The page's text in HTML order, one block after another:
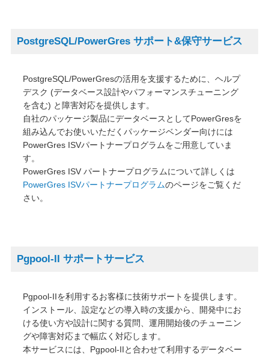
PostgreSQL/PowerGres サポート&保守サービス
PostgreSQL/PowerGresの活用を支援するために、ヘルプ
デスク (データベース設計やパフォーマンスチューニング
を含む) と障害対応を提供します。
自社のパッケージ製品にデータベースとしてPowerGresを
組み込んでお使いいただくパッケージベンダー向けには
PowerGres ISVパートナープログラムをご用意していま
す。
PowerGres ISV パートナープログラムについて詳しくは
PowerGres ISVパートナープログラムのページをご覧くだ
さい。
Pgpool-II サポートサービス
Pgpool-IIを利用するお客様に技術サポートを提供します。
インストール、設定などの導入時の支援から、開発中にお
ける使い方や設計に関する質問、運用開始後のチューニン
グや障害対応まで幅広く対応します。
本サービスには、Pgpool-IIと合わせて利用するデータベー